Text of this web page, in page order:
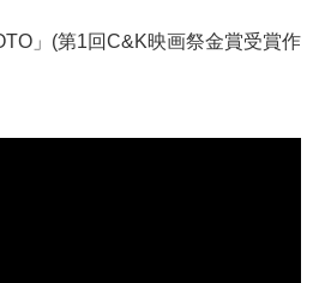
」(第1回C&K映画祭金賞受賞作